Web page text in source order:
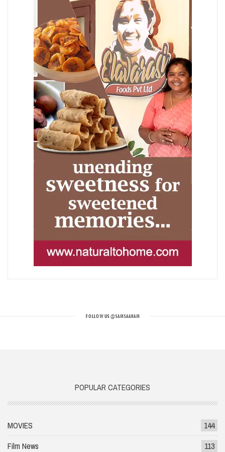
FOLLOW US@SAMSAARAM
POPULAR CATEGORIES
MOVIES
144
Film News
113